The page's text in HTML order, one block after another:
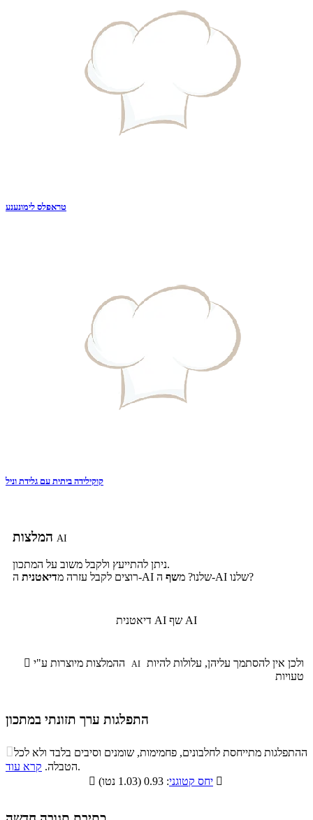
טראפלס לימונענע
קוקילידה ביתית עם גלידת וניל
AI
ניתן להתייעץ ולקבל משוב על המתכון.
רוצים לקבל עזרה מדיאטנית ה-AI שלנו? משף ה-AI שלנו?
דיאטנית AI שף AI
 AI
טעויות
התפלגות ערך תזונתי במתכון
התפלגות ערך תזונתי במתכון
סיבים
תזונתיים
שומנים חלבונים
7.3% 42.1%
ההתפלגות מתייחסת לחלבונים, פחמימות, שומנים וסיבים בלבד ולא לכל
הטבלה. קרא עוד
.

יחס קטוגני 